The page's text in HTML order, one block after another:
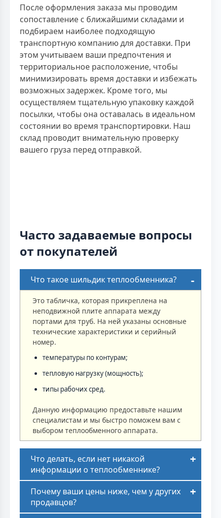
После оформления заказа мы проводим
сопоставление с ближайшими складами и
подбираем наиболее подходящую
транспортную компанию для доставки. При
этом учитываем ваши предпочтения и
территориальное расположение, чтобы
минимизировать время доставки и избежать
возможных задержек. Кроме того, мы
осуществляем тщательную упаковку каждой
посылки, чтобы она оставалась в идеальном
состоянии во время транспортировки. Наш
склад проводит внимательную проверку
вашего груза перед отправкой.
Часто задаваемые вопросы
от покупателей
Что такое шильдик теплообменника?
Это табличка, которая прикреплена на
неподвижной плите аппарата между
портами для труб. На ней указаны основные
технические характеристики и серийный
номер.
температуры по контурам;
тепловую нагрузку (мощность);
типы рабочих сред.
Данную информацию предоставьте нашим
специалистам и мы быстро поможем вам с
выбором теплообменного аппарата.
Что делать, если нет никакой
информации о теплообменнике?
Почему ваши цены ниже, чем у других
продавцов?